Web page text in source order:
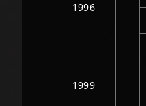
1996
1999